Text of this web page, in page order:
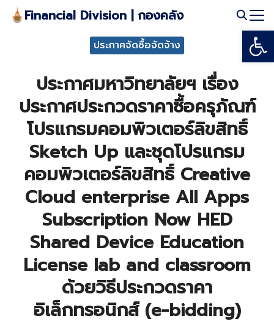
Skip Financial Division | กองคลัง
ประกาศจัดซื้อจัดจ้าง
ประกาศมหาวิทยาลัยฯ เรื่อง
ประกาศประกวดราคาซื้อครุภัณฑ์
โปรแกรมคอมพิวเตอร์ลิขสิทธิ์
Sketch Up และชุดโปรแกรม
คอมพิวเตอร์ลิขสิทธิ์ Creative
Cloud enterprise All Apps
Subscription Now HED
Shared Device Education
License lab and classroom
ด้วยวิธีประกวดราคา
อิเล็กทรอนิกส์ (e-bidding)